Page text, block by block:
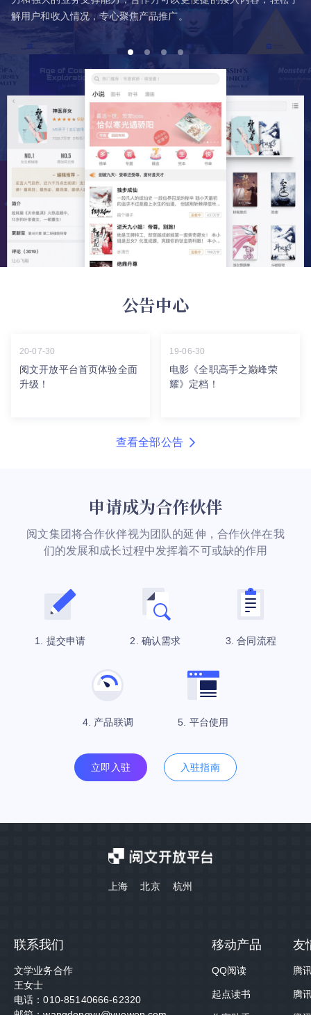
解用户和收入情况，专心聚焦产品推广。
公告中心
20-07-30
阅文开放平台首页体验全面
升级！
19-06-30
电影《全职高手之巅峰荣
耀》定档！
查看全部公告
申请成为合作伙伴
阅文集团将合作伙伴视为团队的延伸，合作伙伴在我
们的发展和成长过程中发挥着不可或缺的作用
提交申请 确认需求 合同流程
产品联调 平台使用
立即入驻 入驻指南
上海 北京 杭州
联系我们
文学业务合作
王女士
电话：010-85140666-62320
移动产品
QQ阅读
起点读书
友
腾
腾